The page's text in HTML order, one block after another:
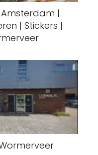
|
| Stickers |